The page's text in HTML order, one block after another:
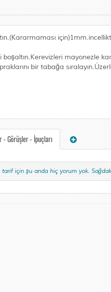
mayonezle
bir tabağa
- Görüşler - İpuçları
tarif için şu anda hiç yorum yok.